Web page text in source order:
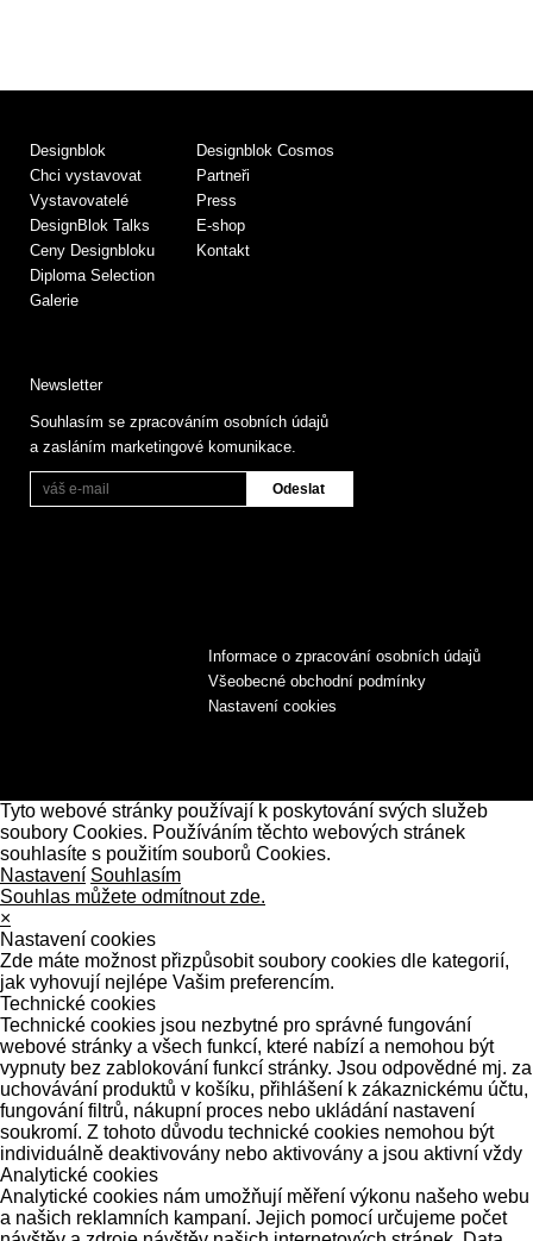
Designblok
Chci vystavovat
Vystavovatelé
DesignBlok Talks
Ceny Designbloku
Diploma Selection
Galerie
Designblok Cosmos
Partneři
Press
E-shop
Kontakt
Newsletter
Souhlasím se zpracováním osobních údajů
a zasláním marketingové komunikace.
Informace o zpracování osobních údajů
Všeobecné obchodní podmínky
Nastavení cookies
Tyto webové stránky používají k poskytování svých služeb
soubory Cookies. Používáním těchto webových stránek
souhlasíte s použitím souborů Cookies.
Nastavení Souhlasím
Souhlas můžete odmítnout zde.
×
Nastavení cookies
Zde máte možnost přizpůsobit soubory cookies dle kategorií,
jak vyhovují nejlépe Vašim preferencím.
Technické cookies
Technické cookies jsou nezbytné pro správné fungování
webové stránky a všech funkcí, které nabízí a nemohou být
vypnuty bez zablokování funkcí stránky. Jsou odpovědné mj. za
uchovávání produktů v košíku, přihlášení k zákaznickému účtu,
fungování filtrů, nákupní proces nebo ukládání nastavení
soukromí. Z tohoto důvodu technické cookies nemohou být
individuálně deaktivovány nebo aktivovány a jsou aktivní vždy
Analytické cookies
Analytické cookies nám umožňují měření výkonu našeho webu
a našich reklamních kampaní. Jejich pomocí určujeme počet